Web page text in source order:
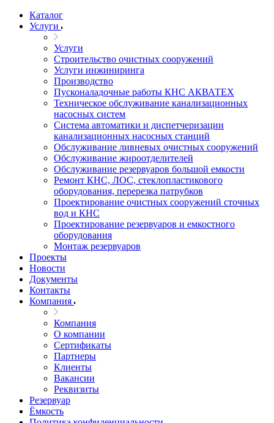
Каталог
Услуги
Услуги
Строительство очистных сооружений
Услуги инжиниринга
Производство
Пусконаладочные работы КНС АКВАТЕХ
Техническое обслуживание канализационных
насосных систем
Система автоматики и диспетчеризации
канализационных насосных станций
Обслуживание ливневых очистных сооружений
Обслуживание жироотделителей
Обслуживание резервуаров большой емкости
Ремонт КНС, ЛОС, стеклопластикового
оборудования, перерезка патрубков
Проектирование очистных сооружений сточных
вод и КНС
Проектирование резервуаров и емкостного
оборудования
Монтаж резервуаров
Проекты
Новости
Документы
Контакты
Компания
Компания
О компании
Сертификаты
Партнеры
Клиенты
Вакансии
Реквизиты
Резервуар
Ёмкость